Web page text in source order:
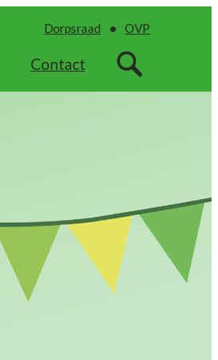
Dorpsraad OVP
Contact